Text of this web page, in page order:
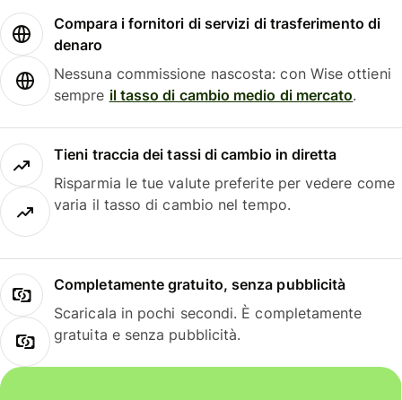
Compara i fornitori di servizi di trasferimento di
denaro
Nessuna commissione nascosta: con Wise ottieni
sempre il tasso di cambio medio di mercato.
Tieni traccia dei tassi di cambio in diretta
Risparmia le tue valute preferite per vedere come
varia il tasso di cambio nel tempo.
Completamente gratuito, senza pubblicità
Scaricala in pochi secondi. È completamente
gratuita e senza pubblicità.